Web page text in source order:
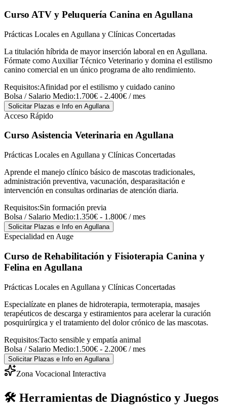
Curso ATV y Peluquería Canina en Agullana
Prácticas Locales en Agullana y Clínicas Concertadas
La titulación híbrida de mayor inserción laboral en en Agullana.
Fórmate como Auxiliar Técnico Veterinario y domina el estilismo
canino comercial en un único programa de alto rendimiento.
Requisitos:Afinidad por el estilismo y cuidado canino
Bolsa / Salario Medio:1.700€ - 2.400€ / mes
Solicitar Plazas e Info en Agullana
Acceso Rápido
Curso Asistencia Veterinaria en Agullana
Prácticas Locales en Agullana y Clínicas Concertadas
Aprende el manejo clínico básico de mascotas tradicionales,
administración preventiva, vacunación, desparasitación e
intervención en consultas ordinarias de atención diaria.
Requisitos:Sin formación previa
Bolsa / Salario Medio:1.350€ - 1.800€ / mes
Solicitar Plazas e Info en Agullana
Especialidad en Auge
Curso de Rehabilitación y Fisioterapia Canina y
Felina en Agullana
Prácticas Locales en Agullana y Clínicas Concertadas
Especialízate en planes de hidroterapia, termoterapia, masajes
terapéuticos de descarga y estiramientos para acelerar la curación
posquirúrgica y el tratamiento del dolor crónico de las mascotas.
Requisitos:Tacto sensible y empatía animal
Bolsa / Salario Medio:1.500€ - 2.200€ / mes
Solicitar Plazas e Info en Agullana
Zona Vocacional Interactiva
🛠️ Herramientas de Diagnóstico y Juegos